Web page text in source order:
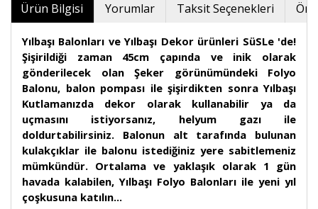
Ürün Bilgisi Yorumlar Taksit Seçenekleri
Yılbaşı Balonları ve Yılbaşı Dekor ürünleri SüSLe 'de!
Şişirildiği zaman 45cm çapında ve inik olarak
gönderilecek olan Şeker görünümündeki Folyo
Balonu, balon pompası ile şişirdikten sonra Yılbaşı
Kutlamanızda dekor olarak kullanabilir ya da
uçmasını istiyorsanız, helyum gazı ile
doldurtabilirsiniz. Balonun alt tarafında bulunan
kulakçıklar ile balonu istediğiniz yere sabitlemeniz
mümkündür. Ortalama ve yaklaşık olarak 1 gün
havada kalabilen, Yılbaşı Folyo Balonları ile yeni yıl
çoşkusuna katılın...